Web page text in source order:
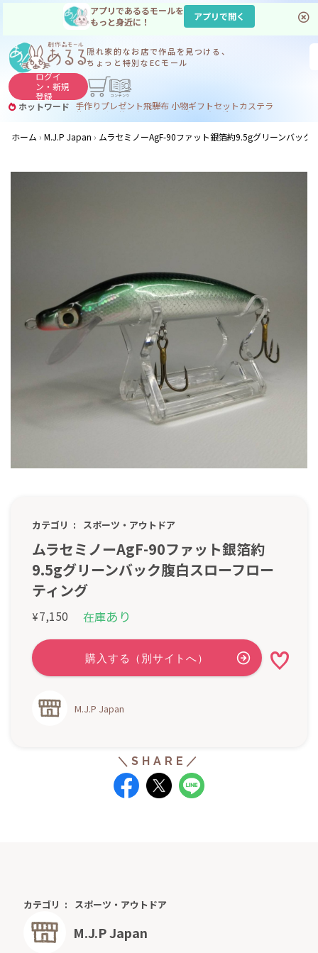
アプリであるるモールを
もっと身近に！
アプリで開く
隠れ家的なお店で作品を見つける、
ちょっと特別なECモール
ログイ
ン・新規
登録
ホットワード 手作りプレゼント飛騨布 小物ギフトセットカステラ
サヌカイト コーヒー
ジンギスカン
ホーム
M.J.P Japan ムラセミノーAgF-90ファット銀箔約9.5gグリーンバック
カテゴリ スポーツ・アウトドア
ムラセミノーAgF-90ファット銀箔約
9.5gグリーンバック腹白スローフロー
ティング
¥7,150 在庫あり
M.J.P Japan
カテゴリ スポーツ・アウトドア
M.J.P Japan